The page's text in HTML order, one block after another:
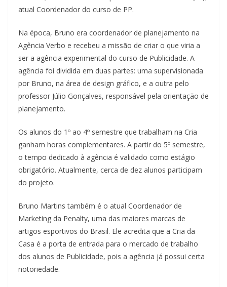
atual Coordenador do curso de PP.
Na época, Bruno era coordenador de planejamento na
Agência Verbo e recebeu a missão de criar o que viria a
ser a agência experimental do curso de Publicidade. A
agência foi dividida em duas partes: uma supervisionada
por Bruno, na área de design gráfico, e a outra pelo
professor Júlio Gonçalves, responsável pela orientação de
planejamento.
Os alunos do 1º ao 4º semestre que trabalham na Cria
ganham horas complementares. A partir do 5º semestre,
o tempo dedicado à agência é validado como estágio
obrigatório. Atualmente, cerca de dez alunos participam
do projeto.
Bruno Martins também é o atual Coordenador de
Marketing da Penalty, uma das maiores marcas de
artigos esportivos do Brasil. Ele acredita que a Cria da
Casa é a porta de entrada para o mercado de trabalho
dos alunos de Publicidade, pois a agência já possui certa
notoriedade.